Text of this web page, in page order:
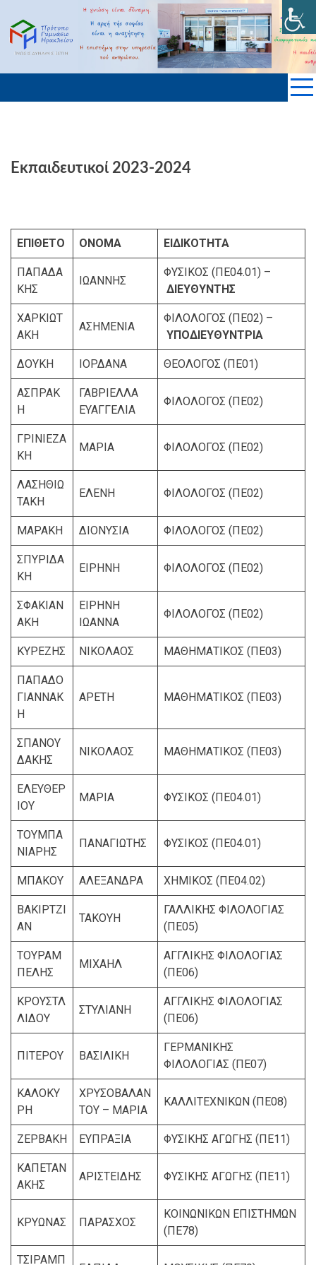
content ΠΡΟΤΥΠΟ ΓΥΜΝΑΣΙΟ ΗΡΑΚΛΕΙΟΥ
KΡΗΤΗΣ
Εκπαιδευτικοί 2023-2024
ΕΠΙΘΕΤΟ ΟΝΟΜΑ ΕΙΔΙΚΟΤΗΤΑ
ΠΑΠΑΔΑ
ΚΗΣ
ΙΩΑΝΝΗΣ
ΦΥΣΙΚΟΣ (ΠΕ04.01) –
ΔΙΕΥΘΥΝΤΗΣ
ΧΑΡΚΙΩΤ
ΑΚΗ
ΑΣΗΜΕΝΙΑ
ΦΙΛΟΛΟΓΟΣ (ΠΕ02) –
ΥΠΟΔΙΕΥΘΥΝΤΡΙΑ
ΔΟΥΚΗ ΙΟΡΔΑΝΑ ΘΕΟΛΟΓΟΣ (ΠΕ01)
ΑΣΠΡΑΚ
Η
ΓΑΒΡΙΕΛΛΑ
ΕΥΑΓΓΕΛΙΑ
ΦΙΛΟΛΟΓΟΣ (ΠΕ02)
ΓΡΙΝΙΕΖΑ
ΚΗ
ΜΑΡΙΑ ΦΙΛΟΛΟΓΟΣ (ΠΕ02)
ΛΑΣΗΘΙΩ
ΤΑΚΗ
ΕΛΕΝΗ ΦΙΛΟΛΟΓΟΣ (ΠΕ02)
ΜΑΡΑΚΗ ΔΙΟΝΥΣΙΑ ΦΙΛΟΛΟΓΟΣ (ΠΕ02)
ΣΠΥΡΙΔΑ
ΚΗ
ΕΙΡΗΝΗ ΦΙΛΟΛΟΓΟΣ (ΠΕ02)
ΣΦΑΚΙΑΝ
ΑΚΗ
ΕΙΡΗΝΗ
ΙΩΑΝΝΑ
ΦΙΛΟΛΟΓΟΣ (ΠΕ02)
ΚΥΡΕΖΗΣ ΝΙΚΟΛΑΟΣ ΜΑΘΗΜΑΤΙΚΟΣ (ΠΕ03)
ΠΑΠΑΔΟ
ΓΙΑΝΝΑΚ
Η
ΑΡΕΤΗ ΜΑΘΗΜΑΤΙΚΟΣ (ΠΕ03)
ΣΠΑΝΟΥ
ΔΑΚΗΣ
ΝΙΚΟΛΑΟΣ ΜΑΘΗΜΑΤΙΚΟΣ (ΠΕ03)
ΕΛΕΥΘΕΡ
ΙΟΥ
ΜΑΡΙΑ ΦΥΣΙΚΟΣ (ΠΕ04.01)
ΤΟΥΜΠΑ
ΝΙΑΡΗΣ
ΠΑΝΑΓΙΩΤΗΣ ΦΥΣΙΚΟΣ (ΠΕ04.01)
ΜΠΑΚΟΥ ΑΛΕΞΑΝΔΡΑ ΧΗΜΙΚΟΣ (ΠΕ04.02)
ΒΑΚΙΡΤΖΙ
ΑΝ
ΤΑΚΟΥΗ
ΓΑΛΛΙΚΗΣ ΦΙΛΟΛΟΓΙΑΣ
(ΠΕ05)
ΤΟΥΡΑΜ
ΠΕΛΗΣ
ΜΙΧΑΗΛ
ΑΓΓΛΙΚΗΣ ΦΙΛΟΛΟΓΙΑΣ
(ΠΕ06)
ΚΡΟΥΣΤΛ
ΛΙΔΟΥ
ΣΤΥΛΙΑΝΗ
ΑΓΓΛΙΚΗΣ ΦΙΛΟΛΟΓΙΑΣ
(ΠΕ06)
ΠΙΤΕΡΟΥ ΒΑΣΙΛΙΚΗ
ΓΕΡΜΑΝΙΚΗΣ
ΦΙΛΟΛΟΓΙΑΣ (ΠΕ07)
ΚΑΛΟΚΥ
ΡΗ
ΧΡΥΣΟΒΑΛΑΝ
ΤΟΥ – ΜΑΡΙΑ
ΚΑΛΛΙΤΕΧΝΙΚΩΝ (ΠΕ08)
ΖΕΡΒΑΚΗ ΕΥΠΡΑΞΙΑ ΦΥΣΙΚΗΣ ΑΓΩΓΗΣ (ΠΕ11)
ΚΑΠΕΤΑΝ
ΑΚΗΣ
ΑΡΙΣΤΕΙΔΗΣ ΦΥΣΙΚΗΣ ΑΓΩΓΗΣ (ΠΕ11)
ΚΡΥΩΝΑΣ ΠΑΡΑΣΧΟΣ
ΚΟΙΝΩΝΙΚΩΝ ΕΠΙΣΤΗΜΩΝ
(ΠΕ78)
ΤΣΙΡΑΜΠ